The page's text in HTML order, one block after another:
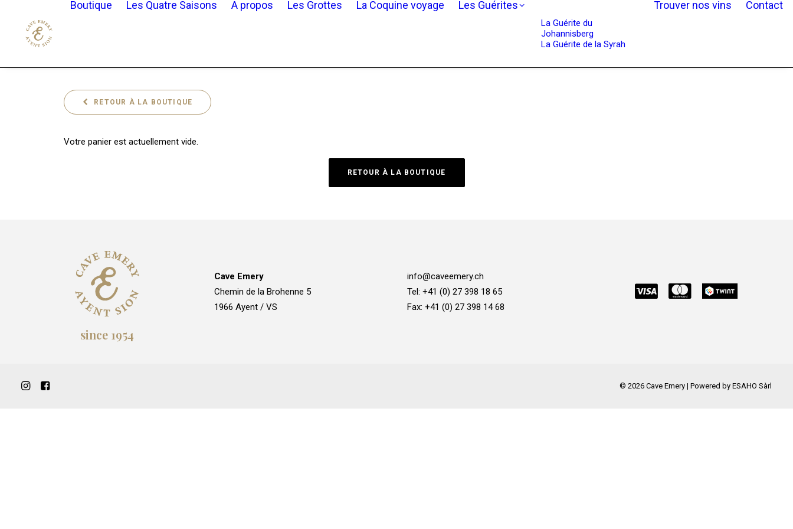
Boutique Les Quatre Saisons A propos Les Grottes La Coquine voyage Les Guérites
La Guérite du
Johannisberg
La Guérite de la Syrah
Trouver nos vins Contact
RETOUR À LA BOUTIQUE
Votre panier est actuellement vide.
RETOUR À LA BOUTIQUE
since 1954
Cave Emery
Chemin de la Brohenne 5
1966 Ayent / VS
info@caveemery.ch
Tel: +41 (0) 27 398 18 65
Fax: +41 (0) 27 398 14 68
© 2026 Cave Emery | Powered by ESAHO Sàrl